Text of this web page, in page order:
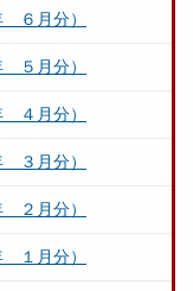
６月分）
５月分）
４月分）
３月分）
２月分）
１月分）